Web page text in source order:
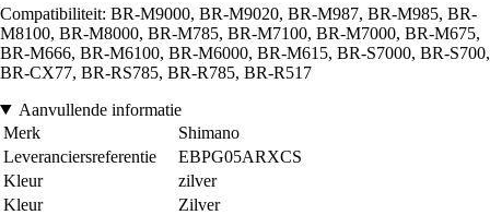
Compatibiliteit: BR-M9000, BR-M9020, BR-M987, BR-M985, BR-
M8100, BR-M8000, BR-M785, BR-M7100, BR-M7000, BR-M675,
BR-M666, BR-M6100, BR-M6000, BR-M615, BR-S7000, BR-S700,
BR-CX77, BR-RS785, BR-R785, BR-R517
Aanvullende informatie
Merk
Shimano
Leveranciersreferentie
EBPG05ARXCS
Kleur
zilver
Kleur
Zilver